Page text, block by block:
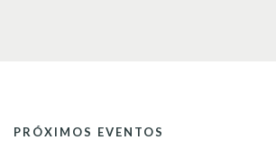
PRÓXIMOS EVENTOS